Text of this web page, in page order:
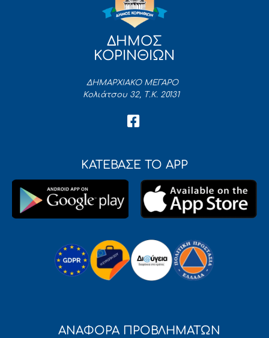
ΔΗΜΟΣ
ΚΟΡΙΝΘΙΩΝ
ΔΗΜΑΡΧΙΑΚΟ ΜΕΓΑΡΟ
Κολιάτσου 32, Τ.Κ. 20131
ΚΑΤΕΒΑΣΕ ΤΟ APP
ΑΝΑΦΟΡΑ ΠΡΟΒΛΗΜΑΤΩΝ